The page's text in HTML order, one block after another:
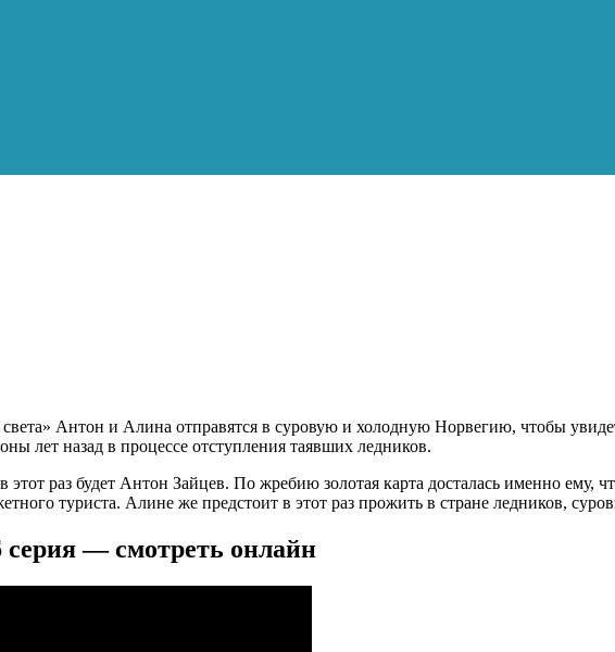
Антон и Алина отправятся в суровую и холодную Норвегию, чтобы
лет назад в процессе отступления таявших ледников.
раз будет Антон Зайцев. По жребию золотая карта досталась именно ему,
туриста. Алине же предстоит в этот раз прожить в стране ледников,
серия — смотреть онлайн